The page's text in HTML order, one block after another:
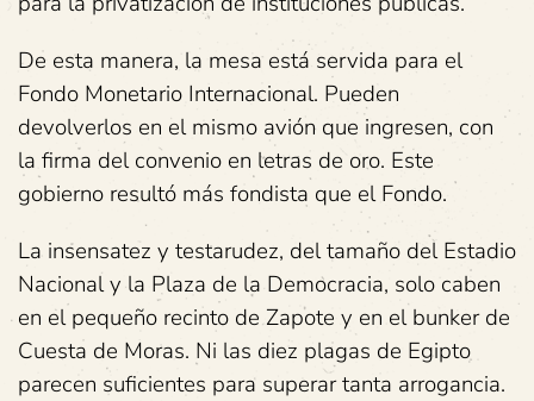
De esta manera, la mesa está servida para el
Fondo Monetario Internacional. Pueden
devolverlos en el mismo avión que ingresen, con
la firma del convenio en letras de oro. Este
gobierno resultó más fondista que el Fondo.
La insensatez y testarudez, del tamaño del Estadio
Nacional y la Plaza de la Democracia, solo caben
en el pequeño recinto de Zapote y en el bunker de
Cuesta de Moras. Ni las diez plagas de Egipto
parecen suficientes para superar tanta arrogancia.